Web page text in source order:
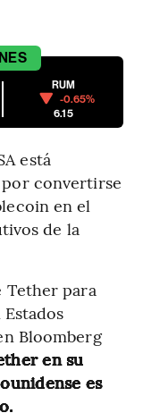
RUM
-0.65%
6.15
está
por convertirse
en el
de la
Tether para
Bloomberg
en su
es